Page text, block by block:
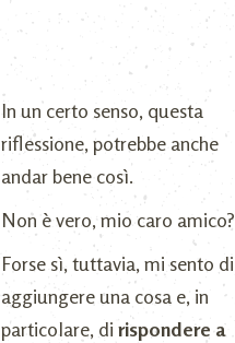
In un certo senso, questa
riflessione, potrebbe anche
andar bene così.
Non è vero, mio caro amico?
Forse sì, tuttavia, mi sento di
aggiungere una cosa e, in
particolare, di rispondere a